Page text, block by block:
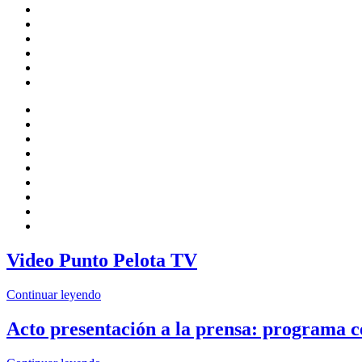
Video Punto Pelota TV
Continuar leyendo
Acto presentación a la prensa: programa